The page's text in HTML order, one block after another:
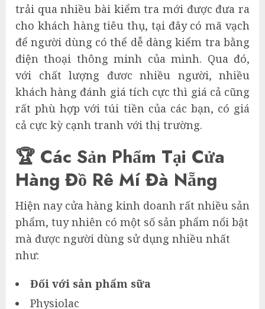
trải qua nhiều bài kiểm tra mới được đưa ra
cho khách hàng tiêu thụ, tại đây có mã vạch
để người dùng có thể dễ dàng kiểm tra bằng
điện thoại thông minh của mình. Qua đó,
với chất lượng đươc nhiều người, nhiều
khách hàng đánh giá tích cực thì giá cả cũng
rất phù hợp với túi tiền của các bạn, có giá
cả cực kỳ cạnh tranh với thị trường.
🏆 Các Sản Phẩm Tại Cửa
Hàng Đồ Rê Mí Đà Nẵng
Hiện nay cửa hàng kinh doanh rất nhiều sản
phẩm, tuy nhiên có một số sản phẩm nổi bật
mà được người dùng sử dụng nhiều nhất
như:
Đối với sản phẩm sữa
Physiolac